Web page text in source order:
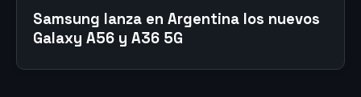
Samsung lanza en Argentina los nuevos
Galaxy A56 y A36 5G